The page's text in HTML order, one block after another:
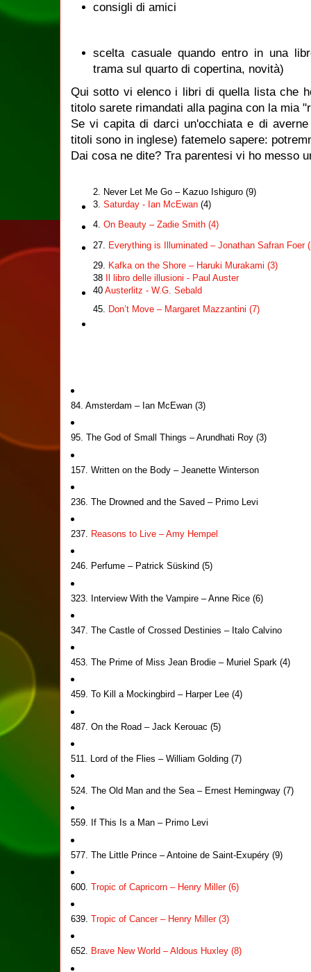
consigli di amici
scelta casuale quando entro in una
trama sul quarto di copertina, novità)
Qui sotto vi elenco i libri di quella lista che
titolo sarete rimandati alla pagina con la mia
Se vi capita di darci un'occhiata e di
titoli sono in inglese) fatemelo sapere:
Dai cosa ne dite? Tra parentesi vi ho messo
2. Never Let Me Go – Kazuo Ishiguro (9)
3.Saturday - Ian McEwan(4)
4.On Beauty – Zadie Smith (4)
27. Everything is Illuminated – Jonathan Safran Foer
29. Kafka on the Shore – Haruki Murakami (3)
38 Il libro delle illusioni - Paul Auster
40Austerlitz - W.G. Sebald
45. Don’t Move – Margaret Mazzantini (7)
84. Amsterdam – Ian McEwan (3)
95. The God of Small Things – Arundhati Roy (3)
157. Written on the Body – Jeanette Winterson
236. The Drowned and the Saved – Primo Levi
237. Reasons to Live – Amy Hempel
246. Perfume – Patrick Süskind (5)
323. Interview With the Vampire – Anne Rice (6)
347. The Castle of Crossed Destinies – Italo Calvino
453. The Prime of Miss Jean Brodie – Muriel Spark (4)
459. To Kill a Mockingbird – Harper Lee (4)
487. On the Road – Jack Kerouac (5)
511. Lord of the Flies – William Golding (7)
524. The Old Man and the Sea – Ernest Hemingway (7)
559. If This Is a Man – Primo Levi
577. The Little Prince – Antoine de Saint-Exupéry (9)
600. Tropic of Capricorn – Henry Miller (6)
639. Tropic of Cancer – Henry Miller (3)
652. Brave New World – Aldous Huxley (8)